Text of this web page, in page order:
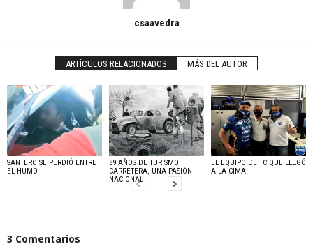
csaavedra
ARTÍCULOS RELACIONADOS MÁS DEL AUTOR
SANTERO SE PERDIÓ ENTRE
EL HUMO
89 AÑOS DE TURISMO
CARRETERA, UNA PASIÓN
NACIONAL
EL EQUIPO DE TC QUE LLEGÓ
A LA CIMA
3 Comentarios